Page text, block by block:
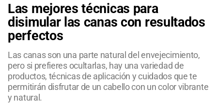
Las mejores técnicas para
disimular las canas con resultados
perfectos
Las canas son una parte natural del envejecimiento,
pero si prefieres ocultarlas, hay una variedad de
productos, técnicas de aplicación y cuidados que te
permitirán disfrutar de un cabello con un color vibrante
y natural.